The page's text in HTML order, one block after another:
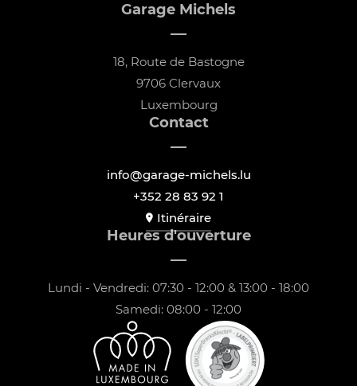
Garage Michels
18, Route de Bastogne
9706 Clervaux
Luxembourg
Contact
info@garage-michels.lu
+352 28 83 92 1
Itinéraire
Heures d'ouverture
Lundi - Vendredi: 07:30 - 12:00 & 13:00 - 18:00
Samedi: 08:00 - 12:00